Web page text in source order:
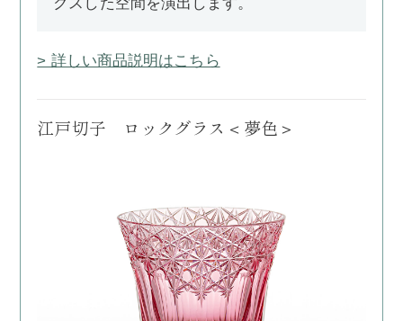
> 詳しい商品説明はこちら
江戸切子 ロックグラス＜夢色＞